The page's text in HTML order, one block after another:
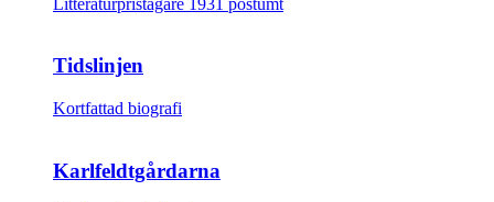
Tidslinjen
Kortfattad biografi
Karlfeldtgårdarna